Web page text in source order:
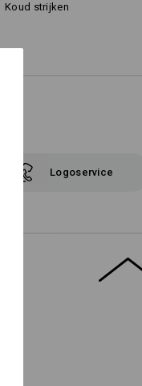
Koud strijken
Logoservice